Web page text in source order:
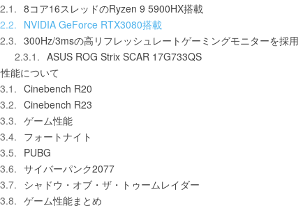
8コア16スレッドのRyzen 9 5900HX搭載
NVIDIA GeForce RTX3080搭載
300Hz/3msの高リフレッシュレートゲーミングモニターを採用
ASUS ROG Strix SCAR 17G733QS
性能について
Cinebench R20
Cinebench R23
ゲーム性能
フォートナイト
PUBG
サイバーパンク2077
シャドウ・オブ・ザ・トゥームレイダー
ゲーム性能まとめ